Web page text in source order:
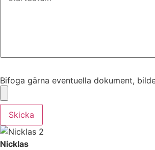
Bifoga gärna eventuella dokument,
Skicka
Nicklas